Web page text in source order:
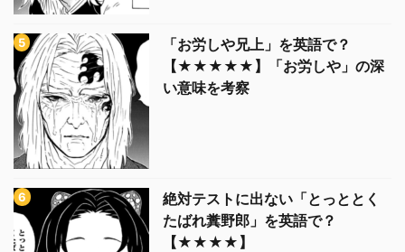
「お労しや兄上」を英語で？
【★★★★★】「お労しや」の深
い意味を考察
絶対テストに出ない「とっととく
たばれ糞野郎」を英語で？
【★★★★】